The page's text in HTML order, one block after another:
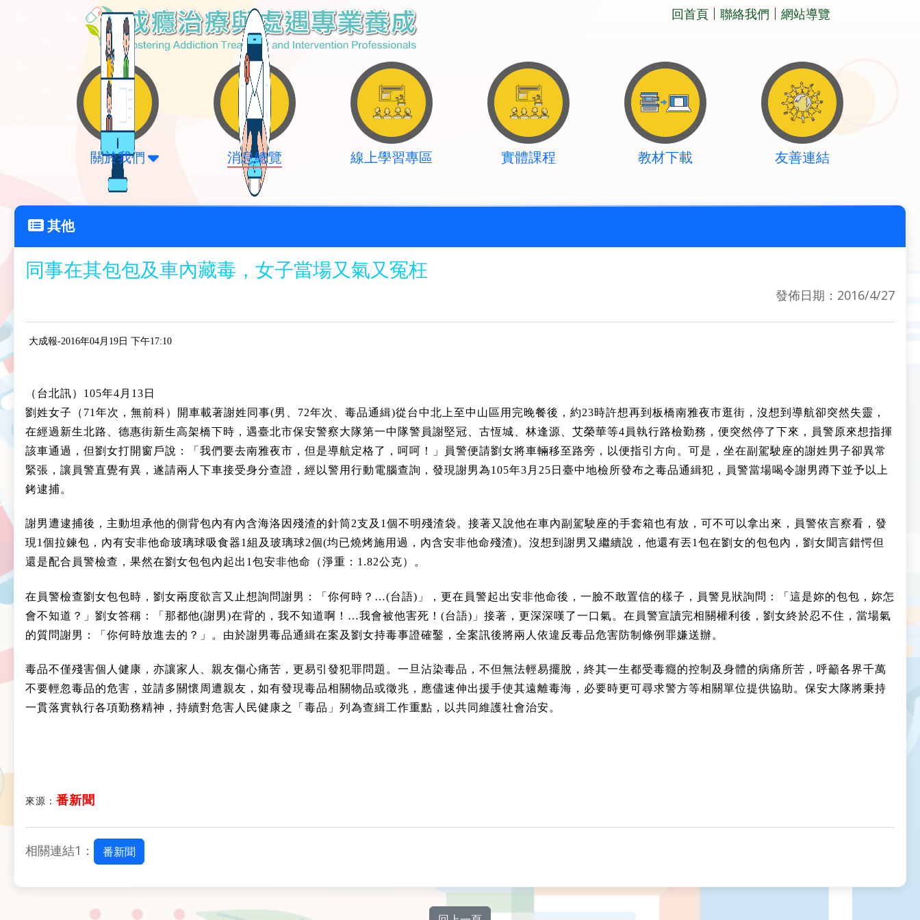
回首頁 聯絡我們 網站導覽
關於我們 消息總覽 線上學習專區 實體課程 教材下載 友善連結
其他
同事在其包包及車內藏毒，女子當場又氣又冤枉
發佈日期：2016/4/27
大成報-2016年04月19日 下午17:10
（台北訊）105年4月13日
劉姓女子（71年次，無前科）開車載著謝姓同事(男、72年次、毒品通緝)從台中北上至中山區用完晚餐後，約23時許想再到板橋南雅夜市逛街，沒想到導航卻突然失靈，
在經過新生北路、德惠街新生高架橋下時，遇臺北市保安警察大隊第一中隊警員謝堅冠、古恆城、林逢源、艾榮華等4員執行路檢勤務，便突然停了下來，員警原來想指揮
該車通過，但劉女打開窗戶說：「我們要去南雅夜市，但是導航定格了，呵呵！」員警便請劉女將車輛移至路旁，以便指引方向。可是，坐在副駕駛座的謝姓男子卻異常
緊張，讓員警直覺有異，遂請兩人下車接受身分查證，經以警用行動電腦查詢，發現謝男為105年3月25日臺中地檢所發布之毒品通緝犯，員警當場喝令謝男蹲下並予以上
銬逮捕。
謝男遭逮捕後，主動坦承他的側背包內有內含海洛因殘渣的針筒2支及1個不明殘渣袋。接著又說他在車內副駕駛座的手套箱也有放，可不可以拿出來，員警依言察看，發
現1個拉鍊包，內有安非他命玻璃球吸食器1組及玻璃球2個(均已燒烤施用過，內含安非他命殘渣)。沒想到謝男又繼續說，他還有丟1包在劉女的包包內，劉女聞言錯愕但
還是配合員警檢查，果然在劉女包包內起出1包安非他命（淨重：1.82公克）。
在員警檢查劉女包包時，劉女兩度欲言又止想詢問謝男：「你何時？…(台語)」，更在員警起出安非他命後，一臉不敢置信的樣子，員警見狀詢問：「這是妳的包包，妳怎
會不知道？」劉女答稱：「那都他(謝男)在背的，我不知道啊！…我會被他害死！(台語)」接著，更深深嘆了一口氣。在員警宣讀完相關權利後，劉女終於忍不住，當場氣
的質問謝男：「你何時放進去的？」。由於謝男毒品通緝在案及劉女持毒事證確鑿，全案訊後將兩人依違反毒品危害防制條例罪嫌送辦。
毒品不僅殘害個人健康，亦讓家人、親友傷心痛苦，更易引發犯罪問題。一旦沾染毒品，不但無法輕易擺脫，終其一生都受毒癮的控制及身體的病痛所苦，呼籲各界千萬
不要輕忽毒品的危害，並請多關懷周遭親友，如有發現毒品相關物品或徵兆，應儘速伸出援手使其遠離毒海，必要時更可尋求警方等相關單位提供協助。保安大隊將秉持
一貫落實執行各項勤務精神，持續對危害人民健康之「毒品」列為查緝工作重點，以共同維護社會治安。
來源： 番新聞
相關連結1： 番新聞